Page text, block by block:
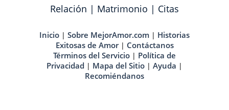
Relación | Matrimonio | Citas
Inicio | Sobre MejorAmor.com | Historias
Exitosas de Amor| Contáctanos
Términos del Servicio | Política de
Privacidad | Mapa del Sitio | Ayuda |
Recomiéndanos